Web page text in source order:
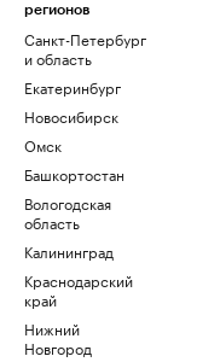
регионов
Санкт-Петербург
и область
Екатеринбург
Новосибирск
Омск
Башкортостан
Вологодская
область
Калининград
Краснодарский
край
Нижний
Новгород